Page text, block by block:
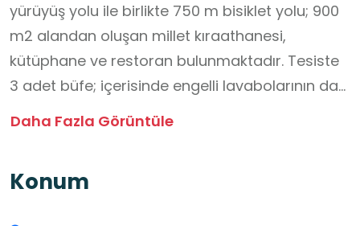
yürüyüş yolu ile birlikte 750 m bisiklet yolu; 900
m2 alandan oluşan millet kıraathanesi,
kütüphane ve restoran bulunmaktadır. Tesiste
3 adet büfe; içerisinde engelli lavabolarının da
bulunduğu 2 adet Wc birimi de yer almaktadır.
rahatlıkla eğlenebileceği 3 adet oyun parkı, 1
Daha Fazla Görüntüle
Konum